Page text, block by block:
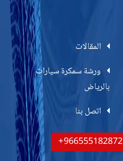
المقالات
ورشة سمكرة سيارات
بالرياض
اتصل بنا
+966555182872